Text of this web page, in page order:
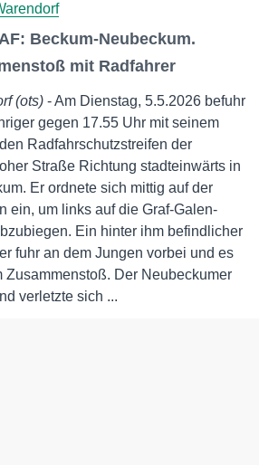
Beckum-Neubeckum.
mit Radfahrer
(ots) - Am Dienstag, 5.5.2026 befuhr
gegen 17.55 Uhr mit seinem
Radfahrschutzstreifen der
Straße Richtung stadteinwärts in
Er ordnete sich mittig auf der
ein, um links auf die Graf-Galen-
Ein hinter ihm befindlicher
fuhr an dem Jungen vorbei und es
Zusammenstoß. Der Neubeckumer
verletzte sich ...